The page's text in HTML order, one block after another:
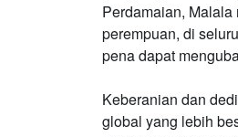
Perdamaian,
perempuan, di
pena dapat
Keberanian dan
global yang lebih